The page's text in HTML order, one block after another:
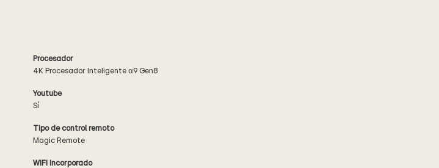
Procesador
4K Procesador Inteligente α9 Gen8
Youtube
Sí
Tipo de control remoto
Magic Remote
WIFI Incorporado